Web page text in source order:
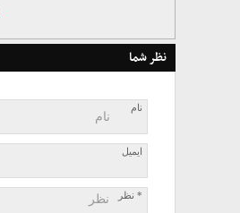
نظر شما
نام
ایمیل
* نظر